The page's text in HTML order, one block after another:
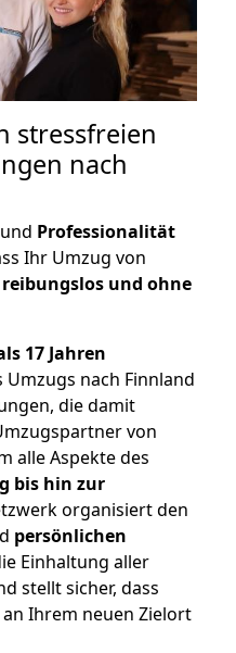
stressfreien
nach
und Professionalität
Ihr Umzug von
reibungslos und ohne
17 Jahren
Umzugs nach Finnland
die damit
von
alle Aspekte des
bis hin zur
organisiert den
persönlichen
Einhaltung aller
stellt sicher, dass
Ihrem neuen Zielort